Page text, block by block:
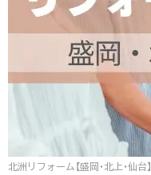
北洲リフォーム【盛岡・北上・仙台】